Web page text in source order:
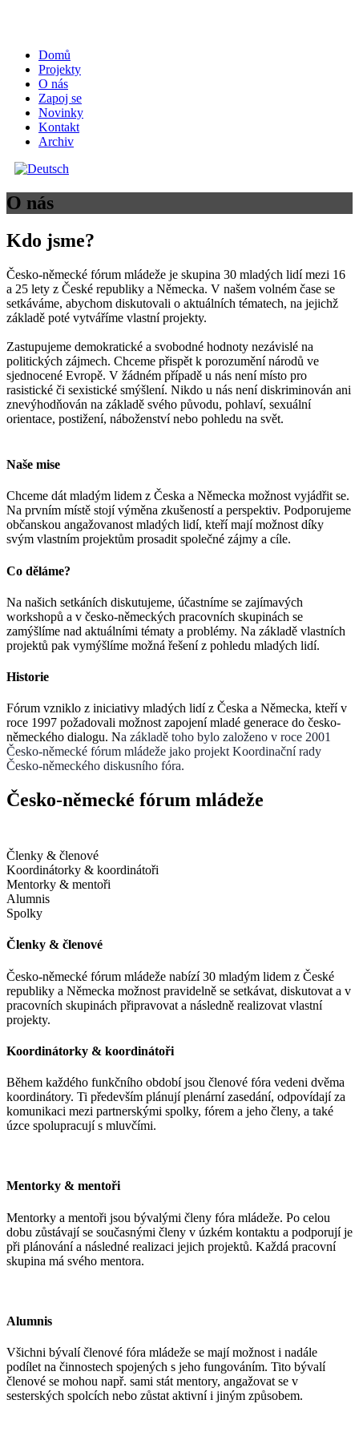
Domů
Projekty
O nás
Zapoj se
Novinky
Kontakt
Archiv
O nás
Kdo jsme?
Česko-německé fórum mládeže je skupina 30 mladých lidí mezi 16
a 25 lety z České republiky a Německa. V našem volném čase se
setkáváme, abychom diskutovali o aktuálních tématech, na jejichž
základě poté vytváříme vlastní projekty.
Zastupujeme demokratické a svobodné hodnoty nezávislé na
politických zájmech. Chceme přispět k porozumění národů ve
sjednocené Evropě. V žádném případě u nás není místo pro
rasistické či sexistické smýšlení. Nikdo u nás není diskriminován ani
znevýhodňován na základě svého původu, pohlaví, sexuální
orientace, postižení, náboženství nebo pohledu na svět.
Naše mise
Chceme dát mladým lidem z Česka a Německa možnost vyjádřit se.
Na prvním místě stojí výměna zkušeností a perspektiv. Podporujeme
občanskou angažovanost mladých lidí, kteří mají možnost díky
svým vlastním projektům prosadit společné zájmy a cíle.
Co děláme?
Na našich setkáních diskutujeme, účastníme se zajímavých
workshopů a v česko-německých pracovních skupinách se
zamýšlíme nad aktuálními tématy a problémy. Na základě vlastních
projektů pak vymýšlíme možná řešení z pohledu mladých lidí.
Historie
Fórum vzniklo z iniciativy mladých lidí z Česka a Německa, kteří v
roce 1997 požadovali možnost zapojení mladé generace do česko‐
německého dialogu. Na základě toho bylo založeno v roce 2001
Česko‐německé fórum mládeže jako projekt Koordinační rady
Česko‐německého diskusního fóra.
Česko-německé fórum mládeže
Členky & členové
Koordinátorky & koordinátoři
Mentorky & mentoři
Alumnis
Spolky
Členky & členové
Česko-německé fórum mládeže nabízí 30 mladým lidem z České
republiky a Německa možnost pravidelně se setkávat, diskutovat a v
pracovních skupinách připravovat a následně realizovat vlastní
projekty.
Koordinátorky & koordinátoři
Během každého funkčního období jsou členové fóra vedeni dvěma
koordinátory. Ti především plánují plenární zasedání, odpovídají za
komunikaci mezi partnerskými spolky, fórem a jeho členy, a také
úzce spolupracují s mluvčími.
Mentorky & mentoři
Mentorky a mentoři jsou bývalými členy fóra mládeže. Po celou
dobu zůstávají se současnými členy v úzkém kontaktu a podporují je
při plánování a následné realizaci jejich projektů. Každá pracovní
skupina má svého mentora.
Alumnis
Všichni bývalí členové fóra mládeže se mají možnost i nadále
podílet na činnostech spojených s jeho fungováním. Tito bývalí
členové se mohou např. sami stát mentory, angažovat se v
sesterských spolcích nebo zůstat aktivní i jiným způsobem.